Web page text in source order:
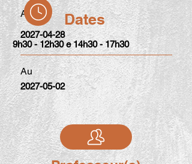
Au
2027-04-28
Au
2027-05-02
Dates
9h30 - 12h30 e 14h30 - 17h30